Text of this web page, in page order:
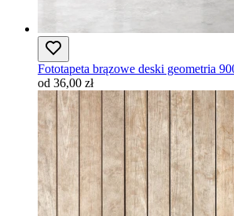
Fototapeta brązowe deski geometria
od 36,00 zł